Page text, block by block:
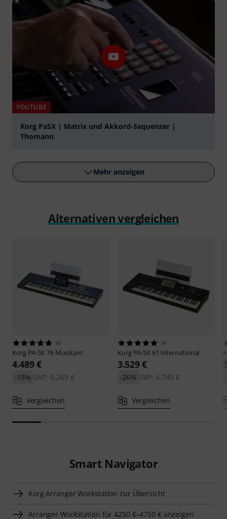
YOUTUBE
Korg Pa5X | Matrix und Akkord-Sequenzer |
Thomann
Mehr anzeigen
Alternativen vergleichen
10
Korg PA-5X 76 Musikant
4.489 €
UVP: 5.269 €
-15%
Vergleichen
14
Korg PA-5X 61 International
3.529 €
UVP: 4.749 €
-26%
Vergleichen
Smart Navigator
Korg Arranger Workstation zur Übersicht
Arranger Workstation für 4250 €–4750 € anzeigen